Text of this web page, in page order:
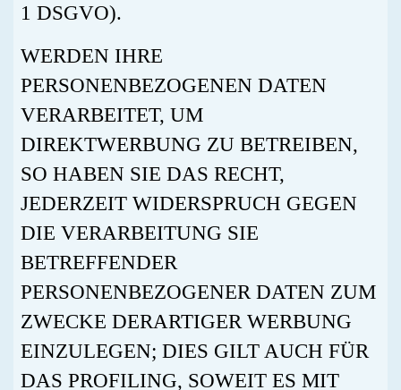
1 DSGVO).
WERDEN IHRE
PERSONENBEZOGENEN DATEN
VERARBEITET, UM
DIREKTWERBUNG ZU BETREIBEN,
SO HABEN SIE DAS RECHT,
JEDERZEIT WIDERSPRUCH GEGEN
DIE VERARBEITUNG SIE
BETREFFENDER
PERSONENBEZOGENER DATEN ZUM
ZWECKE DERARTIGER WERBUNG
EINZULEGEN; DIES GILT AUCH FÜR
DAS PROFILING, SOWEIT ES MIT